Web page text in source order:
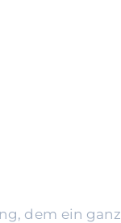
dem ein ganz